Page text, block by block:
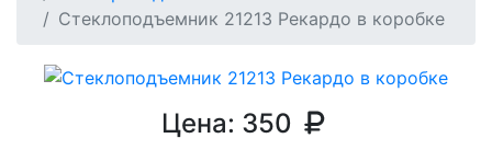
Стеклоподъемник 21213 Рекардо в коробке
Цена: 350